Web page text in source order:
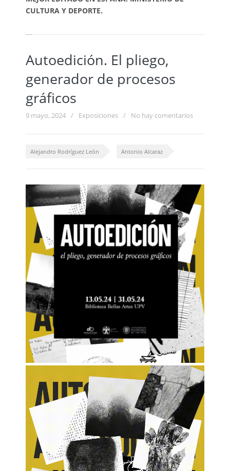
CULTURA Y DEPORTE.
Autoedición. El pliego,
generador de procesos
gráficos
9 mayo, 2024 / Exposiciones / No hay comentarios
Alejandro Rodríguez León Antonio Alcaraz